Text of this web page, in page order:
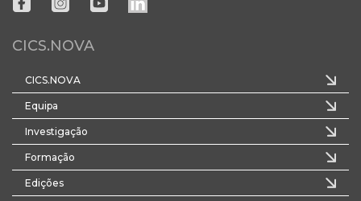
CICS.NOVA
CICS.NOVA
Equipa
Investigação
Formação
Edições